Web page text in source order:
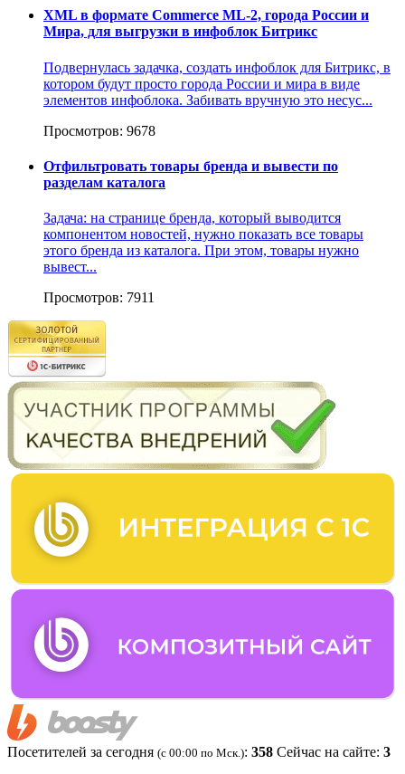
XML в формате Commerce ML-2, города России и
Мира, для выгрузки в инфоблок Битрикс
Подвернулась задачка, создать инфоблок для Битрикс, в
котором будут просто города России и мира в виде
элементов инфоблока. Забивать вручную это несус...
Просмотров: 9678
Отфильтровать товары бренда и вывести по
разделам каталога
Задача: на странице бренда, который выводится
компонентом новостей, нужно показать все товары
этого бренда из каталога. При этом, товары нужно
вывест...
Просмотров: 7911
Посетителей за сегодня (c 00:00 по Мск.): 358 Сейчас на сайте: 3